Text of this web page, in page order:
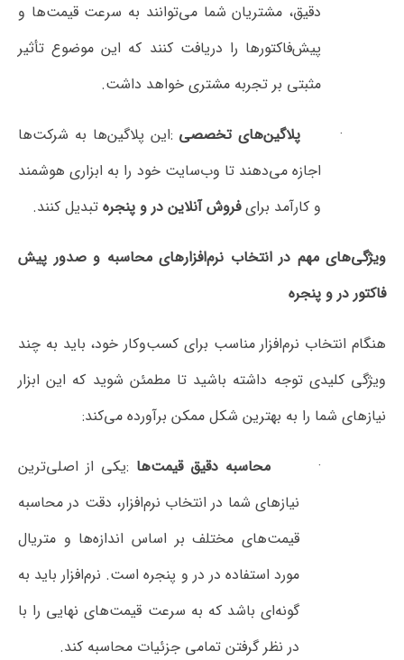
دقیق، مشتریان شما می‌توانند به سرعت قیمت‌ها و
پیش‌فاکتورها را دریافت کنند که این موضوع تأثیر
مثبتی بر تجربه مشتری خواهد داشت
پلاگین‌های تخصصی:این پلاگین‌ها به شرکت‌ها
اجازه می‌دهند تا وب‌سایت خود را به ابزاری هوشمند
فروش آنلاین در و پنجرهتبدیل کنند.
در انتخاب نرم‌افزارهای محاسبه و صدور پیش
نرم‌افزار مناسب برای کسب‌وکار خود، باید به چند
توجه داشته باشید تا مطمئن شوید که این ابزار
را به بهترین شکل ممکن برآورده می‌کند :
محاسبه دقیق قیمت‌ها :یکی از اصلی‌ترین
نیازهای شما در انتخاب نرم‌افزار، دقت در محاسبه
قیمت‌های مختلف بر اساس اندازه‌ها و متریال
مورد استفاده در در و پنجره است. نرم‌افزار باید به
گونه‌ای باشد که به سرعت قیمت‌های نهایی را با
در نظر گرفتن تمامی جزئیات محاسبه کند.